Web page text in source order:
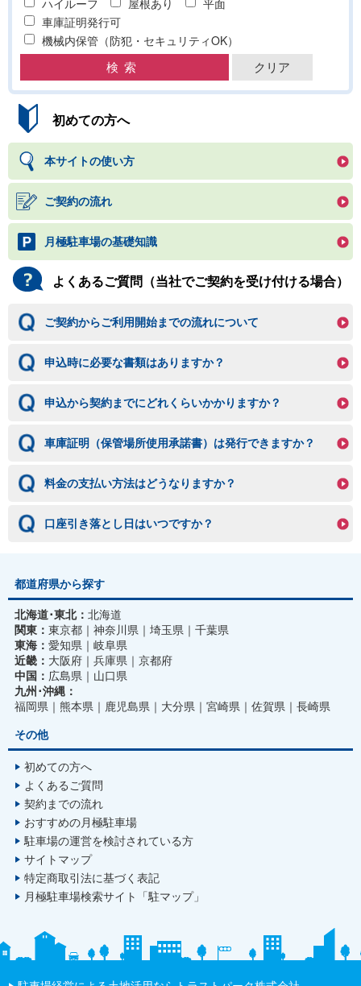
車庫証明発行可
機械内保管（防犯・セキュリティOK）
初めての方へ
本サイトの使い方
ご契約の流れ
月極駐車場の基礎知識
よくあるご質問（当社でご契約を受け付ける場合）
ご契約からご利用開始までの流れについて
申込時に必要な書類はありますか？
申込から契約までにどれくらいかかりますか？
車庫証明（保管場所使用承諾書）は発行できますか？
料金の支払い方法はどうなりますか？
口座引き落とし日はいつですか？
都道府県から探す
北海道･東北： 北海道
関東： 東京都 神奈川県 埼玉県
千葉県
東海： 愛知県
岐阜県
近畿： 大阪府 兵庫県
京都府
中国： 広島県
山口県
九州･沖縄：
福岡県
熊本県 鹿児島県 大分県 宮崎県 佐賀県
長崎県
その他
初めての方へ
よくあるご質問
契約までの流れ
おすすめの月極駐車場
駐車場の運営を検討されている方
サイトマップ
特定商取引法に基づく表記
月極駐車場検索サイト「駐マップ」